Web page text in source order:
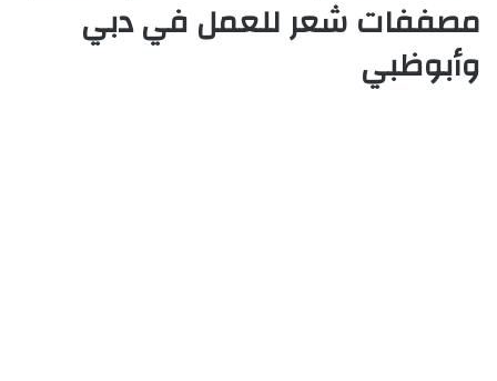
مصففات شعر للعمل في دبي
وأبوظبي